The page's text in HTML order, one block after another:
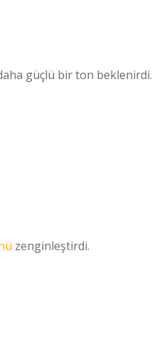
güçlü bir ton beklenirdi.
zenginleştirdi.